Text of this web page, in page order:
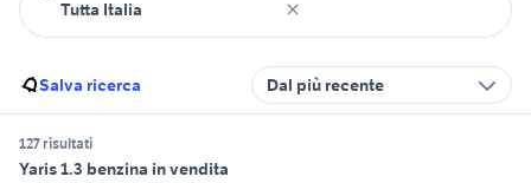
Salva ricerca Dal più recente
127 risultati
Yaris 1.3 benzina in vendita